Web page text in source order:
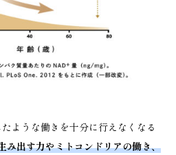
ような働きを十分に行えなくなる
み出す力やミトコンドリアの働き、